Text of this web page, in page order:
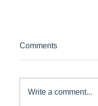
Comments
Write a comment...